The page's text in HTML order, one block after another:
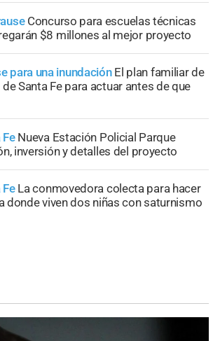
Concurso para escuelas técnicas
$8 millones al mejor proyecto
para una inundación El plan familiar de
Santa Fe para actuar antes de que
Nueva Estación Policial Parque
inversión y detalles del proyecto
La conmovedora colecta para hacer
donde viven dos niñas con saturnismo